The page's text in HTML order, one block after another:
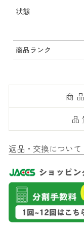
状態
商品ランク
商
返品・交換につい